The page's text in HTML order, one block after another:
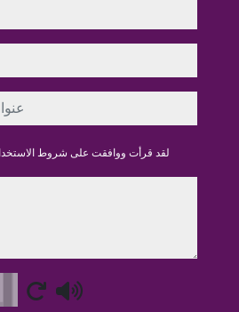
لقد قرأت ووافقت على شروط